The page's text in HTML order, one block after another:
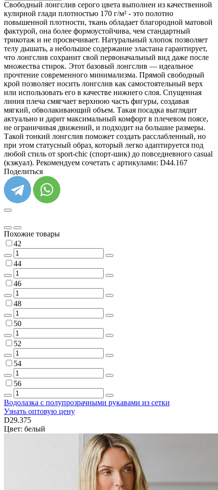
Свободный лонгслив серого цвета выполнен из качественной
кулирной глади плотностью 170 г/м² - это полотно
повышенной плотности, ткань обладает благородной матовой
фактурой, она более формоустойчива, чем стандартный
трикотаж и не просвечивает. Натуральный хлопок позволяет
телу дышать, а небольшое содержание эластана гарантирует,
что лонгслив сохранит свой первоначальный вид даже после
множества стирок. Этот базовый лонгслив — идеальное
прочтение современного минимализма. Прямой свободный
крой позволяет носить лонгслив как самостоятельный верх
или использовать его в качестве нижнего слоя. Спущенная
линия плеча смягчает верхнюю часть фигуры, создавая
мягкий, обволакивающий объем. Такая посадка выглядит
актуально и дарит максимальный комфорт в плечевом поясе,
не ограничивая движений, и подходит на большие размеры.
Такой тонкий лонгслив поможет создать расслабленный, но
при этом статусный образ, который легко адаптируется под
любой стиль от sport-chic (спорт-шик) до повседневного casual
(кэжуал). Рекомендуем сочетать с артикулами: D44.167
Поделиться
Похожие товары
42
44
46
48
50
52
54
56
Водолазка с полупрозрачными рукавами из сетки
Узнать оптовую цену
D29.375
Цвет: белый